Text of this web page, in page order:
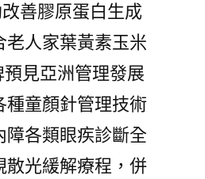
善膠原蛋白生成
老人家葉黃素玉米
預見亞洲管理發展
種童顏針管理技術
障各類眼疾診斷全
散光緩解療程，併